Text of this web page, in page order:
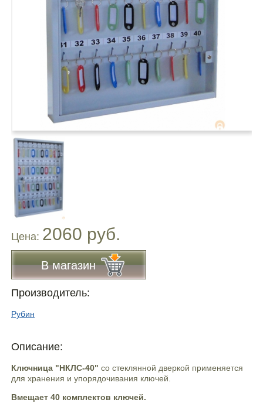
Цена: 2060 руб.
В магазин
Производитель:
Рубин
Описание:
Ключница "НКЛС-40" со стеклянной дверкой применяется
для хранения и упорядочивания ключей.
Вмещает 40 комплектов ключей.